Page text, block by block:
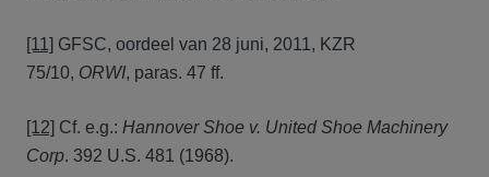
[11] GFSC, oordeel van 28 juni, 2011, KZR
75/10, ORWI, paras. 47 ff.
[12] Cf. e.g.: Hannover Shoe v. United Shoe Machinery
Corp. 392 U.S. 481 (1968).